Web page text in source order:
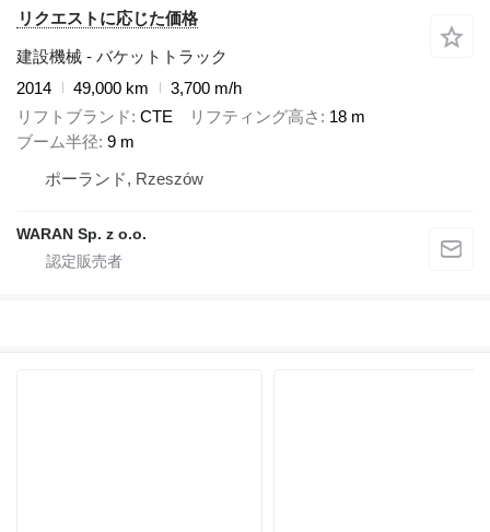
リクエストに応じた価格
建設機械 - バケットトラック
2014
49,000 km
3,700 m/h
リフトブランド CTE リフティング高さ
18 m
ブーム半径 9 m
ポーランド, Rzeszów
WARAN Sp. z o.o.